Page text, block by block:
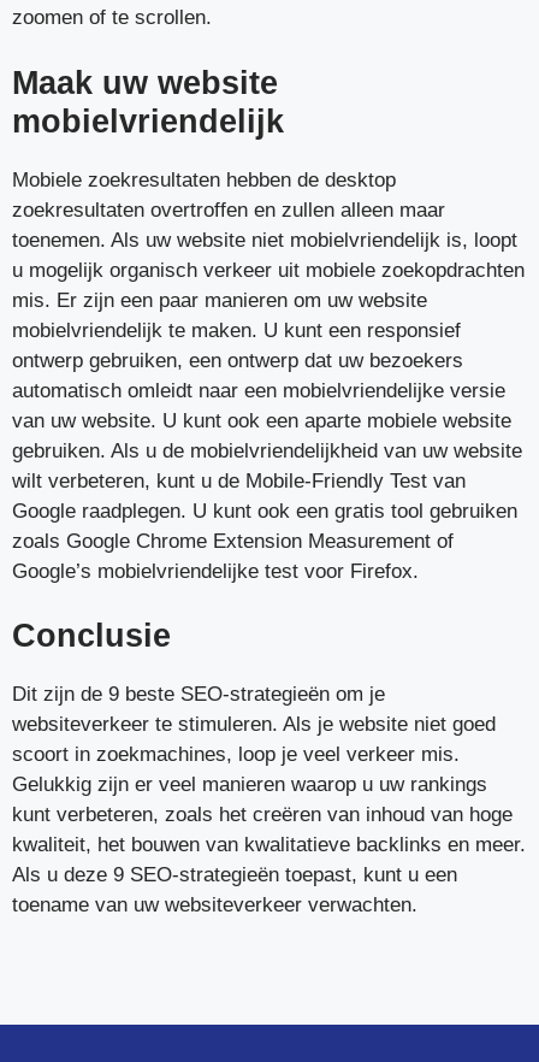
zoomen of te scrollen.
Maak uw website
mobielvriendelijk
Mobiele zoekresultaten hebben de desktop
zoekresultaten overtroffen en zullen alleen maar
toenemen. Als uw website niet mobielvriendelijk is, loopt
u mogelijk organisch verkeer uit mobiele zoekopdrachten
mis. Er zijn een paar manieren om uw website
mobielvriendelijk te maken. U kunt een responsief
ontwerp gebruiken, een ontwerp dat uw bezoekers
automatisch omleidt naar een mobielvriendelijke versie
van uw website. U kunt ook een aparte mobiele website
gebruiken. Als u de mobielvriendelijkheid van uw website
wilt verbeteren, kunt u de Mobile-Friendly Test van
Google raadplegen. U kunt ook een gratis tool gebruiken
zoals Google Chrome Extension Measurement of
Google’s mobielvriendelijke test voor Firefox.
Conclusie
Dit zijn de 9 beste SEO-strategieën om je
websiteverkeer te stimuleren. Als je website niet goed
scoort in zoekmachines, loop je veel verkeer mis.
Gelukkig zijn er veel manieren waarop u uw rankings
kunt verbeteren, zoals het creëren van inhoud van hoge
kwaliteit, het bouwen van kwalitatieve backlinks en meer.
Als u deze 9 SEO-strategieën toepast, kunt u een
toename van uw websiteverkeer verwachten.